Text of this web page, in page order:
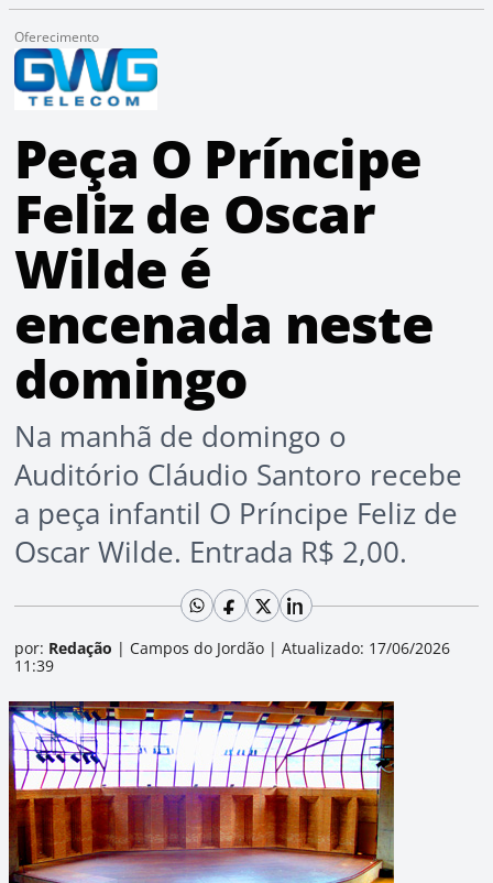
Oferecimento
Peça O Príncipe
Feliz de Oscar
Wilde é
encenada neste
domingo
Na manhã de domingo o
Auditório Cláudio Santoro recebe
a peça infantil O Príncipe Feliz de
Oscar Wilde. Entrada R$ 2,00.
por: Redação | Campos do Jordão | Atualizado: 17/06/2026
11:39